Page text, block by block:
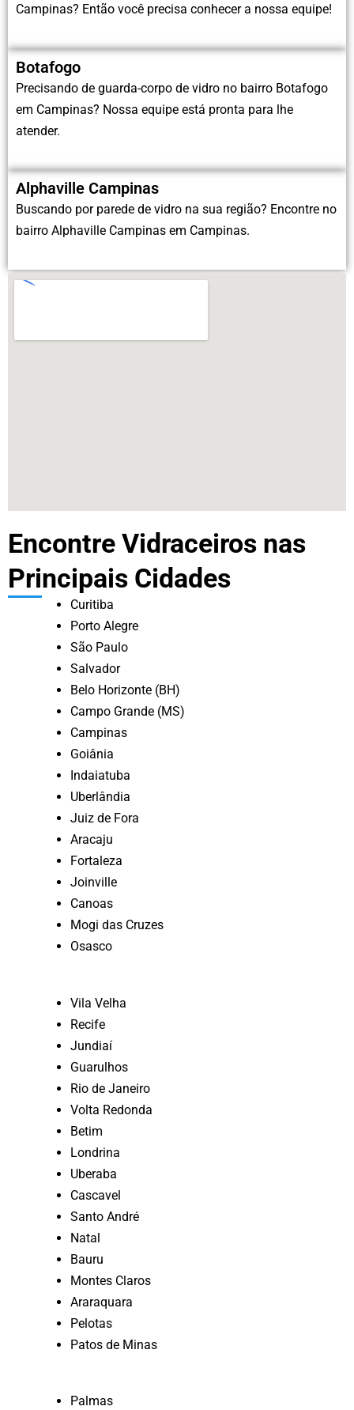
Campinas? Então você precisa conhecer a nossa equipe!
Botafogo
Precisando de guarda-corpo de vidro no bairro Botafogo
em Campinas? Nossa equipe está pronta para lhe
atender.
Alphaville Campinas
Buscando por parede de vidro na sua região? Encontre no
bairro Alphaville Campinas em Campinas.
Encontre Vidraceiros nas
Principais Cidades
Curitiba
Porto Alegre
São Paulo
Salvador
Belo Horizonte (BH)
Campo Grande (MS)
Campinas
Goiânia
Indaiatuba
Uberlândia
Juiz de Fora
Aracaju
Fortaleza
Joinville
Canoas
Mogi das Cruzes
Osasco
Vila Velha
Recife
Jundiaí
Guarulhos
Rio de Janeiro
Volta Redonda
Betim
Londrina
Uberaba
Cascavel
Santo André
Natal
Bauru
Montes Claros
Araraquara
Pelotas
Patos de Minas
Palmas